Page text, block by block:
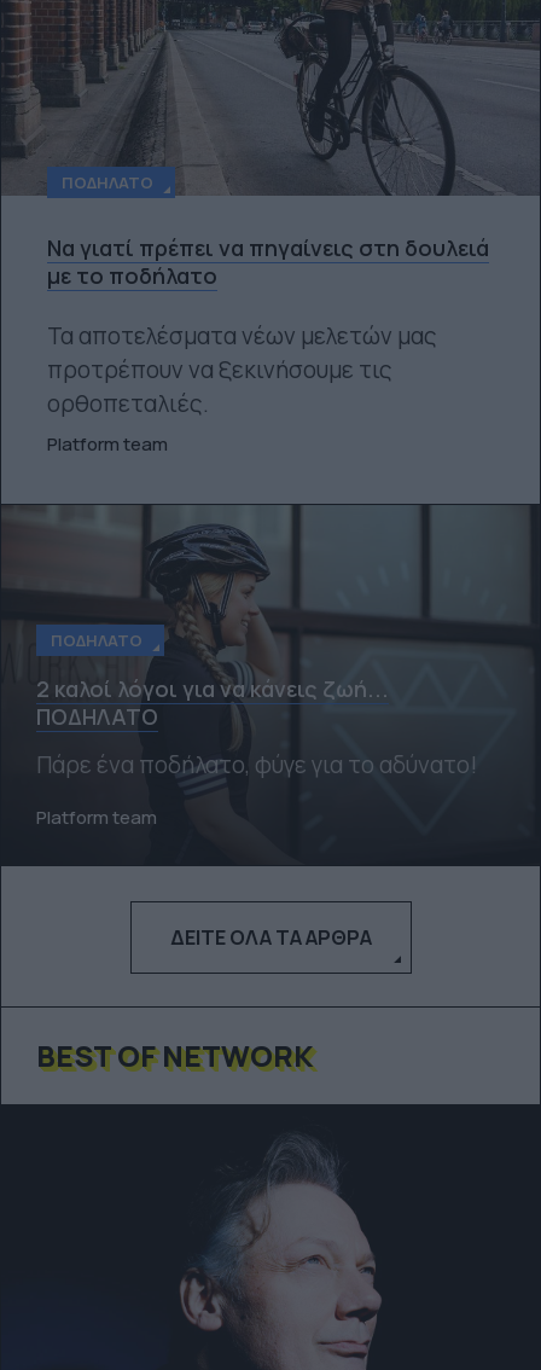
ΠΟΔΉΛΑΤΟ
Να γιατί πρέπει να πηγαίνεις στη δουλειά
με το ποδήλατο
Τα αποτελέσματα νέων μελετών μας
προτρέπουν να ξεκινήσουμε τις
ορθοπεταλιές.
Platform team
ΠΟΔΉΛΑΤΟ
2 καλοί λόγοι για να κάνεις ζωή...
ΠΟΔΗΛΑΤΟ
Πάρε ένα ποδήλατο, φύγε για το αδύνατο!
Platform team
ΔΕΊΤΕ ΌΛΑ ΤΑ ΆΡΘΡΑ
BEST OF NETWORK